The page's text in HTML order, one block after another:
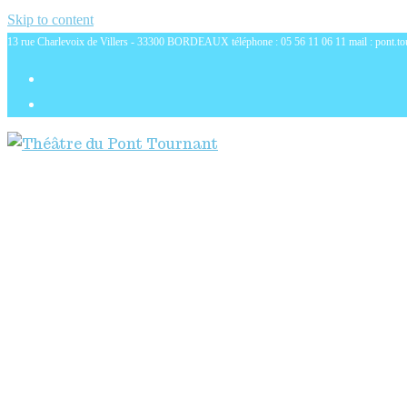
Skip to content
13 rue Charlevoix de Villers - 33300 BORDEAUX téléphone : 05 56 11 06 11 mail :